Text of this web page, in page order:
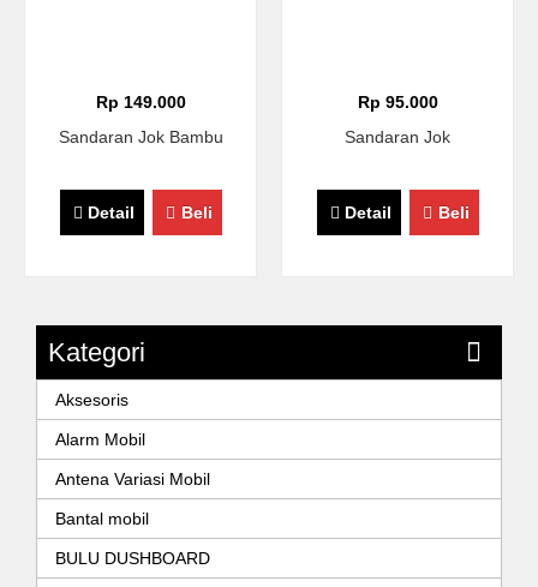
Rp 149.000
Sandaran Jok Bambu
Detail Beli
Rp 95.000
Sandaran Jok
Detail Beli
Kategori
Aksesoris
Alarm Mobil
Antena Variasi Mobil
Bantal mobil
BULU DUSHBOARD